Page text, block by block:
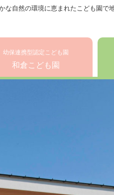
自然の環境に恵まれたこども園で
幼保連携型認定こども園
和倉こども園